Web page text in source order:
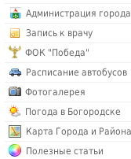
Администрация города
Запись к врачу
ФОК "Победа"
Расписание автобусов
Фотогалерея
Погода в Богородске
Карта Города и Района
Полезные статьи